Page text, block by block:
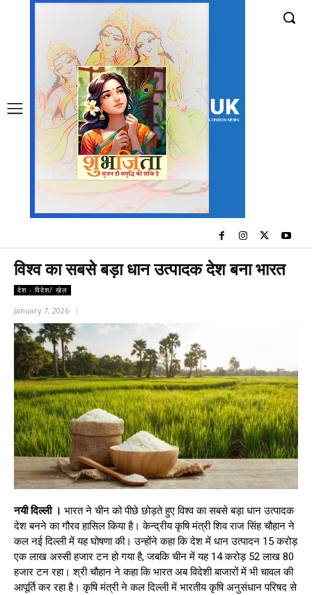
UK
LONDON NEWS
विश्‍व का सबसे बड़ा धान उत्‍पादक देश बना भारत
देश - विदेश/ खेल
January 7, 2026
नयी दिल्ली । भारत ने चीन को पीछे छोड़ते हुए विश्‍व का सबसे बड़ा धान उत्‍पादक
देश बनने का गौरव हासिल किया है। केन्‍द्रीय कृषि मंत्री शिव राज सिंह चौहान ने
कल नई दिल्‍ली में यह घोषणा की। उन्‍होंने कहा कि देश में धान उत्‍पादन 15 करोड़
एक लाख अस्‍सी हजार टन हो गया है, जबकि चीन में यह 14 करोड़ 52 लाख 80
हजार टन रहा। श्री चौहान ने कहा कि भारत अब विदेशी बाजारों में भी चावल की
आपूर्ति कर रहा है। कृषि मंत्री ने कल दिल्‍ली में भारतीय कृषि अनुसंधान परिषद से